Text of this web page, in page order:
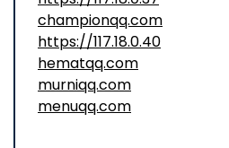
championqq.com
https://117.18.0.40
hematqq.com
murniqq.com
menuqq.com